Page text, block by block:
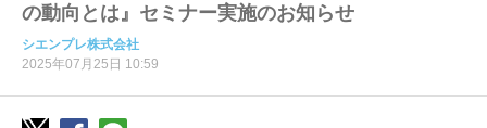
の動向とは』セミナー実施のお知らせ
シエンプレ株式会社
2025年07月25日 10:59